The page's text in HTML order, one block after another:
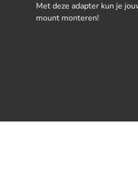
Met deze adapter kun je
mount monteren!